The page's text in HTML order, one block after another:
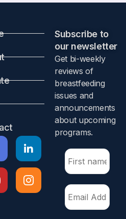
Subscribe to
our newsletter​
Get bi-weekly
reviews of
breastfeeding
issues and
announcements
about upcoming
programs.​